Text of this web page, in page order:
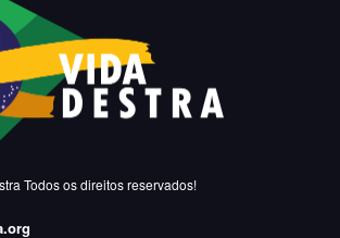
Todos os direitos reservados!